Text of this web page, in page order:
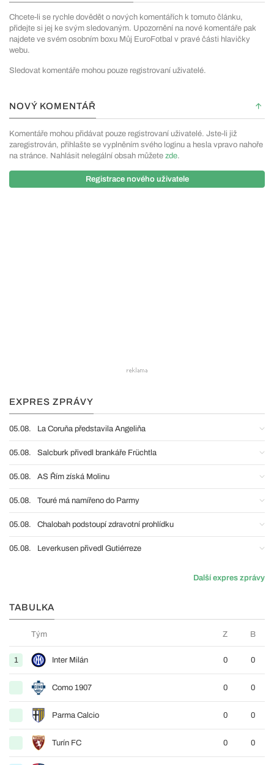
Chcete-li se rychle dovědět o nových komentářích k tomuto článku,
přidejte si jej ke svým sledovaným. Upozornění na nové komentáře pak
najdete ve svém osobním boxu Můj EuroFotbal v pravé části hlavičky
webu.
Sledovat komentáře mohou pouze registrovaní uživatelé.
NOVÝ KOMENTÁŘ
Komentáře mohou přidávat pouze registrovaní uživatelé. Jste-li již
zaregistrován, přihlašte se vyplněním svého loginu a hesla vpravo nahoře
na stránce. Nahlásit nelegální obsah můžete zde.
Registrace nového uživatele
EXPRES ZPRÁVY
05.08. La Coruňa představila Angeliňa
05.08. Salcburk přivedl brankáře Früchtla
05.08. AS Řím získá Molinu
05.08. Touré má namířeno do Parmy
05.08. Chalobah podstoupí zdravotní prohlídku
05.08. Leverkusen přivedl Gutiérreze
Další expres zprávy
TABULKA
Tým Z B
1 Inter Milán 0 0
Como 1907 0 0
Parma Calcio 0 0
Turín FC 0 0